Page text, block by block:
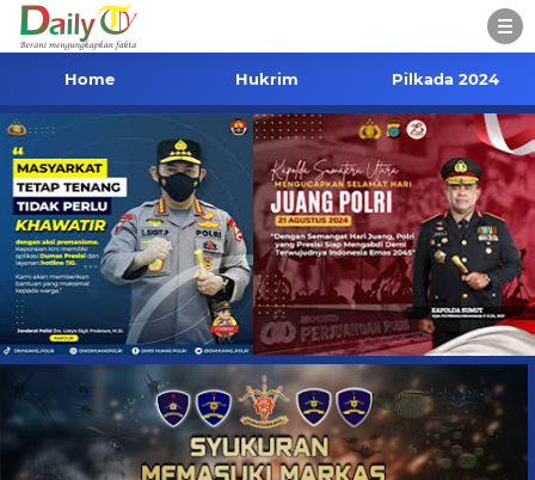
Home Hukrim Pilkada 2024